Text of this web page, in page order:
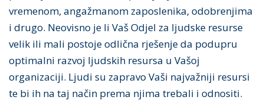
vremenom, angažmanom zaposlenika, odobrenjima
i drugo. Neovisno je li Vaš Odjel za ljudske resurse
velik ili mali postoje odlična rješenje da podupru
optimalni razvoj ljudskih resursa u Vašoj
organizaciji. Ljudi su zapravo Vaši najvažniji resursi
te bi ih na taj način prema njima trebali i odnositi.